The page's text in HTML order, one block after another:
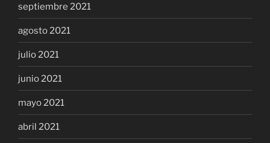
septiembre 2021
agosto 2021
julio 2021
junio 2021
mayo 2021
abril 2021